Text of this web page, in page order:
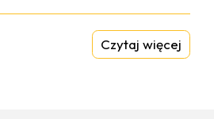
Czytaj więcej